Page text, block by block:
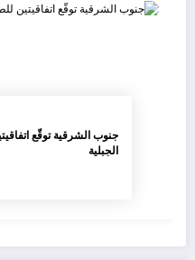
جنوب الشرقية توقّع
الجبلية